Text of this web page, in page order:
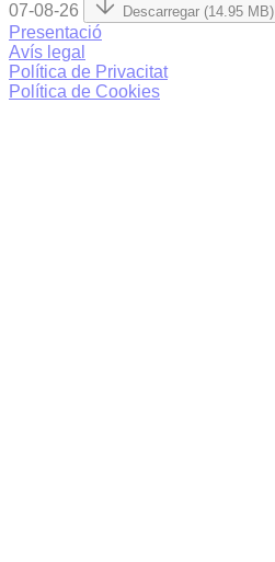
07-08-26 Descarregar (14.95 MB)
Presentació
Avís legal
Política de Privacitat
Política de Cookies